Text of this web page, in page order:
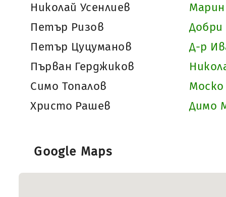
Николай Усенлиев
Петър Ризов
Добри
Петър Цуцуманов
Д-р
Първан Герджиков
Симо Топалов
Христо Рашев
Димо
Google Maps